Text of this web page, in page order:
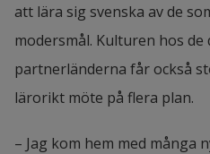
att lära sig svenska av de
modersmål. Kulturen hos de
partnerländerna får också
lärorikt möte på flera plan.
– Jag kom hem med många